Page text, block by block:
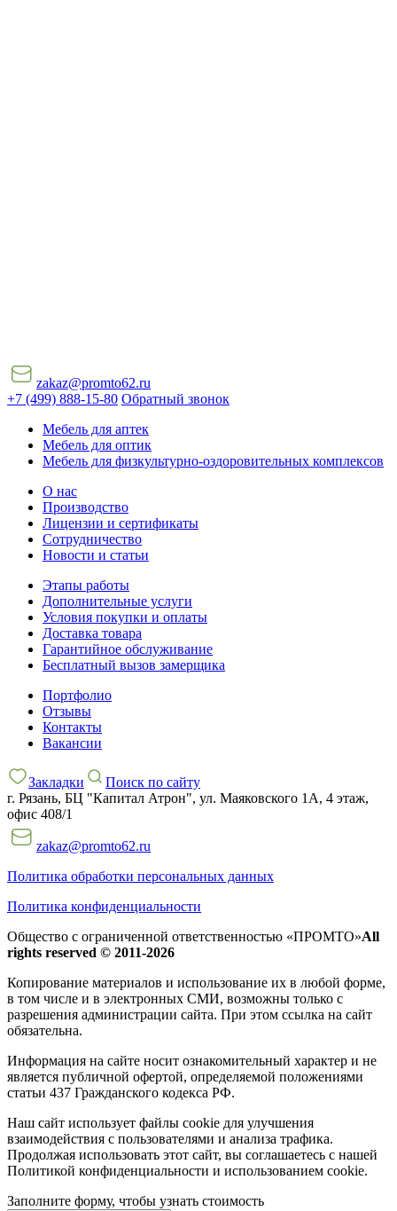
zakaz@promto62.ru
+7 (499) 888-15-80 Обратный звонок
Мебель для аптек
Мебель для оптик
Мебель для физкультурно-оздоровительных комплексов
О нас
Производство
Лицензии и сертификаты
Сотрудничество
Новости и статьи
Этапы работы
Дополнительные услуги
Условия покупки и оплаты
Доставка товара
Гарантийное обслуживание
Бесплатный вызов замерщика
Портфолио
Отзывы
Контакты
Вакансии
Закладки
Поиск по сайту
г. Рязань, БЦ "Капитал Атрон", ул. Маяковского 1А, 4 этаж,
офис 408/1
zakaz@promto62.ru
Политика обработки персональных данных
Политика конфиденциальности
Общество с ограниченной ответственностью «ПРОМТО»All
rights reserved © 2011-2026
Копирование материалов и использование их в любой форме,
в том числе и в электронных СМИ, возможны только c
разрешения администрации сайта. При этом ссылка на сайт
обязательна.
Информация на сайте носит ознакомительный характер и не
является публичной офертой, определяемой положениями
статьи 437 Гражданского кодекса РФ.
Наш сайт использует файлы cookie для улучшения
взаимодействия с пользователями и анализа трафика.
Продолжая использовать этот сайт, вы соглашаетесь с нашей
Политикой конфиденциальности и использованием cookie.
Заполните форму, чтобы узнать стоимость